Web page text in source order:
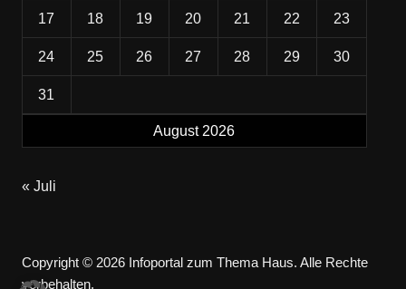
August 2026
17 18 19 20 21 22 23
24 25 26 27 28 29 30
31
« Juli
Copyright © 2026 Infoportal zum Thema Haus. Alle Rechte
vorbehalten.